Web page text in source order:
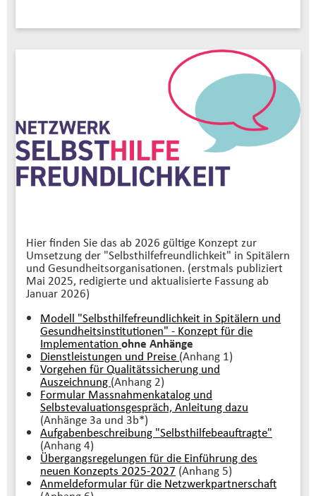
Hier finden Sie das ab 2026 gültige Konzept zur
Umsetzung der "Selbsthilfefreundlichkeit" in Spitälern
und Gesundheitsorganisationen. (erstmals publiziert
Mai 2025, redigierte und aktualisierte Fassung ab
Januar 2026)
Modell "Selbsthilfefreundlichkeit in Spitälern und
Gesundheitsinstitutionen" - Konzept für die
Implementation ohne Anhänge
Dienstleistungen und Preise (Anhang 1)
Vorgehen für Qualitätssicherung und
Auszeichnung (Anhang 2)
Formular Massnahmenkatalog und
Selbstevaluationsgespräch, Anleitung dazu
(Anhänge 3a und 3b*)
Aufgabenbeschreibung "Selbsthilfebeauftragte"
(Anhang 4)
Übergangsregelungen für die Einführung des
neuen Konzepts 2025-2027 (Anhang 5)
Anmeldeformular für die Netzwerkpartnerschaft